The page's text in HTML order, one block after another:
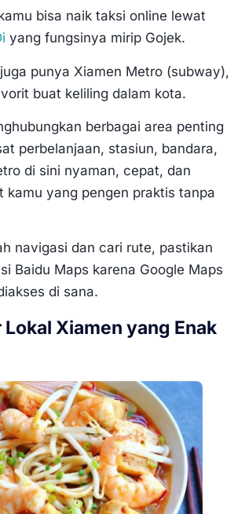
bisa naik taksi online lewat
yang fungsinya mirip Gojek.
punya Xiamen Metro (subway),
buat keliling dalam kota.
berbagai area penting
perbelanjaan, stasiun, bandara,
di sini nyaman, cepat, dan
kamu yang pengen praktis tanpa
navigasi dan cari rute, pastikan
Baidu Maps karena Google Maps
di sana.
Xiamen yang Enak